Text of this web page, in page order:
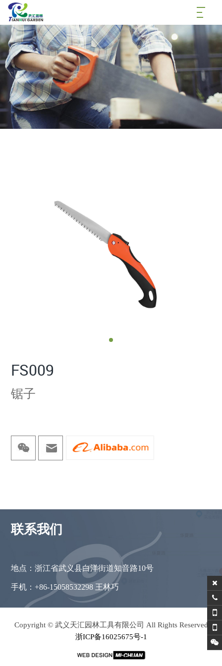
FS009
锯子
联系我们
地点：浙江省武义县白洋街道知音路10号
手机：+86-15058532298 王林巧
Copyright © 武义天汇园林工具有限公司 All Rights Reserved
浙ICP备16025675号-1